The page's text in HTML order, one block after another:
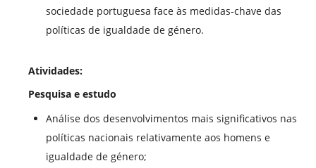
sociedade portuguesa face às medidas-chave das
políticas de igualdade de género.
Atividades:
Pesquisa e estudo
Análise dos desenvolvimentos mais significativos nas
políticas nacionais relativamente aos homens e
igualdade de género;